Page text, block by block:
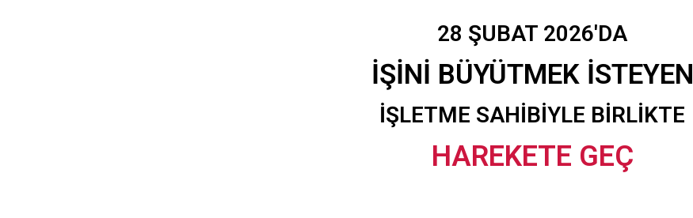
28 ŞUBAT 2026'DA
İŞİNİ BÜYÜTMEK İSTEYEN
İŞLETME SAHİBİYLE BİRLİKTE
HAREKETE GEÇ